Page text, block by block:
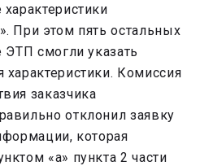
При этом пять остальных
ЭТП смогли указать
характеристики. Комиссия
заказчика
отклонил заявку
которая
«а» пункта 2 части